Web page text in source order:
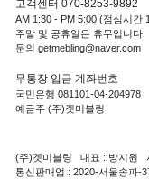
고객센터 070-8253-9892
AM 1:30 - PM 5:00 (점심시간
주말 및 공휴일은 휴무입니다.
문의 getmebling@naver.com
무통장 입금 계좌번호
국민은행 081101-04-204978
예금주 (주)겟미블링
(주)겟미블링 대표 : 방지원
통신판매업 : 2020-서울송파